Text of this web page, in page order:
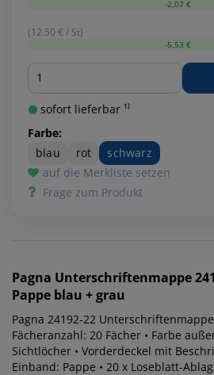
-2,07 €
(12.50 € / St)
-5,53 €
Menge
sofort lieferbar ¹⁾
Farbe:
blau
rot
schwarz
auf die Merkliste setzen
Frage zum Produkt
Pagna Unterschriftenmappe
Pappe blau + grau
Pagna 24192-22 Unterschriftenmappe
Fächeranzahl: 20 Fächer • Farbe
Sichtlöcher • Vorderdeckel mit
Einband: Pappe • 20 x Loseblatt-